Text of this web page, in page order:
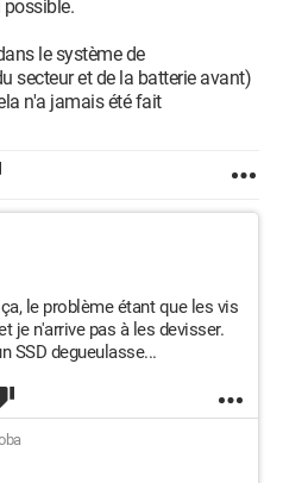
possible.
le système de
secteur et de la batterie avant)
n'a jamais été fait
le problème étant que les vis
je n'arrive pas à les devisser.
SSD degueulasse...